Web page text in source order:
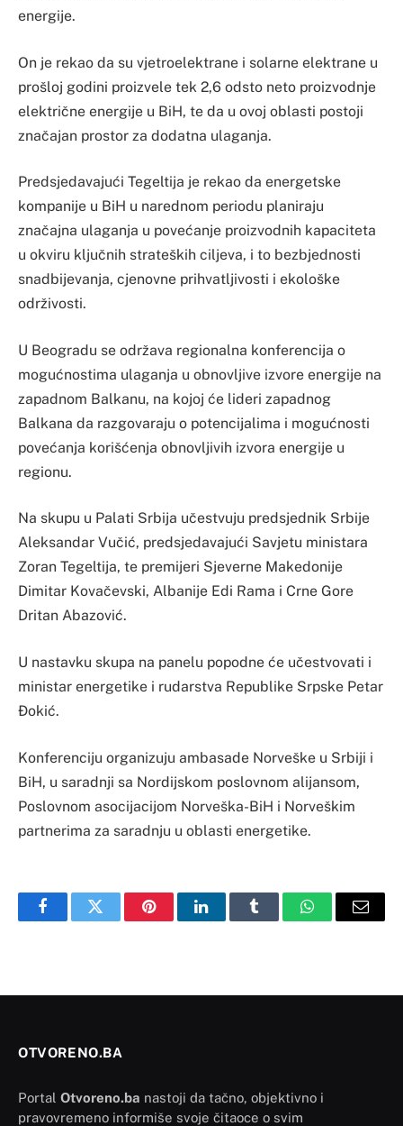
energije.
On je rekao da su vjetroelektrane i solarne elektrane u
prošloj godini proizvele tek 2,6 odsto neto proizvodnje
električne energije u BiH, te da u ovoj oblasti postoji
značajan prostor za dodatna ulaganja.
Predsjedavajući Tegeltija je rekao da energetske
kompanije u BiH u narednom periodu planiraju
značajna ulaganja u povećanje proizvodnih kapaciteta
u okviru ključnih strateških ciljeva, i to bezbjednosti
snadbijevanja, cjenovne prihvatljivosti i ekološke
održivosti.
U Beogradu se održava regionalna konferencija o
mogućnostima ulaganja u obnovljive izvore energije na
zapadnom Balkanu, na kojoj će lideri zapadnog
Balkana da razgovaraju o potencijalima i mogućnosti
povećanja korišćenja obnovljivih izvora energije u
regionu.
Na skupu u Palati Srbija učestvuju predsjednik Srbije
Aleksandar Vučić, predsjedavajući Savjetu ministara
Zoran Tegeltija, te premijeri Sjeverne Makedonije
Dimitar Kovačevski, Albanije Edi Rama i Crne Gore
Dritan Abazović.
U nastavku skupa na panelu popodne će učestvovati i
ministar energetike i rudarstva Republike Srpske Petar
Đokić.
Konferenciju organizuju ambasade Norveške u Srbiji i
BiH, u saradnji sa Nordijskom poslovnom alijansom,
Poslovnom asocijacijom Norveška-BiH i Norveškim
partnerima za saradnju u oblasti energetike.
FacebookTwitter PinterestLinkedInTumblr WhatsAppEmail
OTVORENO.BA
Portal Otvoreno.ba nastoji da tačno, objektivno i
pravovremeno informiše svoje čitaoce o svim